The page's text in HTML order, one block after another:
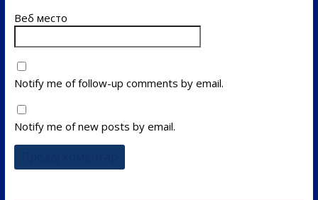
Веб место
Notify me of follow-up comments by email.
Notify me of new posts by email.